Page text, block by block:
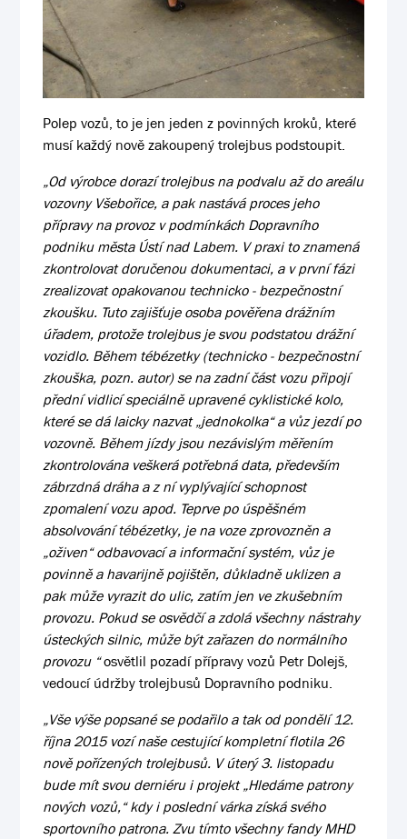
Polep vozů, to je jen jeden z povinných kroků, které
musí každý nově zakoupený trolejbus podstoupit.
„Od výrobce dorazí trolejbus na podvalu až do areálu
vozovny Všebořice, a pak nastává proces jeho
přípravy na provoz v podmínkách Dopravního
podniku města Ústí nad Labem. V praxi to znamená
zkontrolovat doručenou dokumentaci, a v první fázi
zrealizovat opakovanou technicko - bezpečnostní
zkoušku. Tuto zajišťuje osoba pověřena drážním
úřadem, protože trolejbus je svou podstatou drážní
vozidlo. Během tébézetky (technicko - bezpečnostní
zkouška, pozn. autor) se na zadní část vozu připojí
přední vidlicí speciálně upravené cyklistické kolo,
které se dá laicky nazvat „jednokolka“ a vůz jezdí po
vozovně. Během jízdy jsou nezávislým měřením
zkontrolována veškerá potřebná data, především
zábrzdná dráha a z ní vyplývající schopnost
zpomalení vozu apod. Teprve po úspěšném
absolvování tébézetky, je na voze zprovozněn a
„oživen“ odbavovací a informační systém, vůz je
povinně a havarijně pojištěn, důkladně uklizen a
pak může vyrazit do ulic, zatím jen ve zkušebním
provozu. Pokud se osvědčí a zdolá všechny nástrahy
ústeckých silnic, může být zařazen do normálního
provozu “osvětlil pozadí přípravy vozů Petr Dolejš,
vedoucí údržby trolejbusů Dopravního podniku.
„Vše výše popsané se podařilo a tak od pondělí 12.
října 2015 vozí naše cestující kompletní flotila 26
nově pořízených trolejbusů. V úterý 3. listopadu
bude mít svou derniéru i projekt „Hledáme patrony
nových vozů,“ kdy i poslední várka získá svého
sportovního patrona. Zvu tímto všechny fandy MHD